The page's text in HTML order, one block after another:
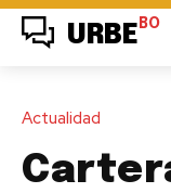
URBE BO
Actualidad